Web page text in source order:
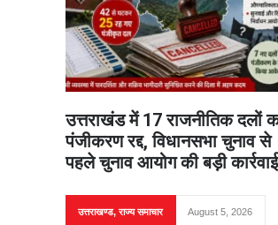
उत्तराखंड में 17 राजनीतिक दलों
पंजीकरण रद्द, विधानसभा चुनाव से
पहले चुनाव आयोग की बड़ी कार्रवाई
उत्तराखण्ड,राज्य समाचार August 5, 2026